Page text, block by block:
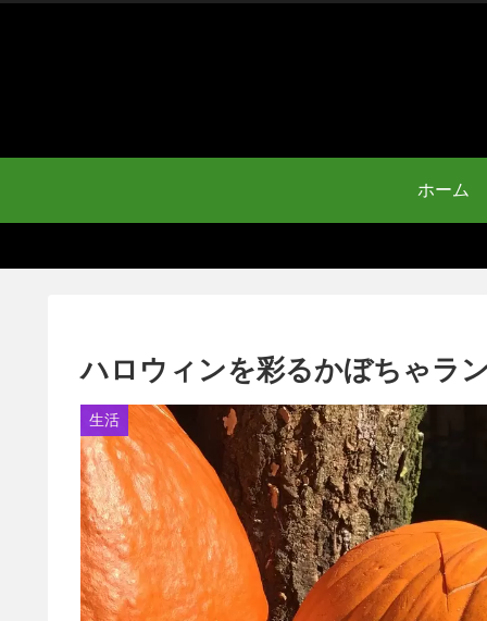
ホーム
ハロウィンを彩るかぼちゃラ
生活